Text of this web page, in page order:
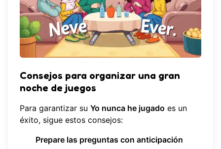
Consejos para organizar una gran
noche de juegos
Para garantizar su Yo nunca he jugado es un
éxito, sigue estos consejos:
Prepare las preguntas con anticipación